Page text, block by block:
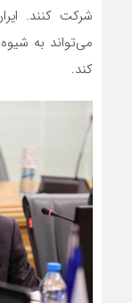
شرکت کنند.
می‌تواند به
کند.